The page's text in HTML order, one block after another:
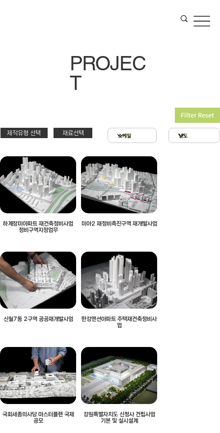
제작유형 선택 재료선택
Filter Reset
하계장미아파트 재건축정비사업
정비구역지정업무
미아2 재정비촉진구역 재개발사업
신월7동 2구역 공공재개발사업
한강맨션아파트 주택재건축정비사
업
국회세종의사당 마스터플랜 국제
공모
강원특별자치도 신청사 건립사업
기본 및 실시설계
스치로폴 & 우드락
아크릴 & 3D 프린팅
확대모형
제작유형선택
PT
제출
현상
PROJEC
T